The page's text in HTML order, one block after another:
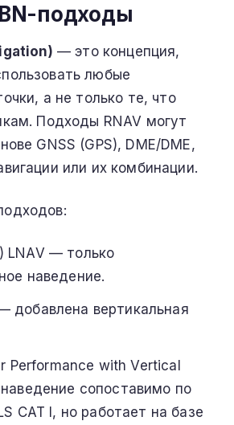
подходы
— это концепция,
любые
а не только те, что
Подходы RNAV могут
GNSS (GPS), DME/DME,
или их комбинации.
LNAV — только
наведение.
добавлена вертикальная
Performance with Vertical
сопоставимо по
CAT I, но работает на базе